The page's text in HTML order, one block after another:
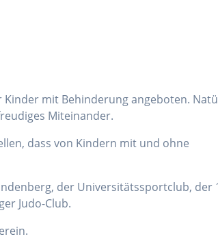
mit Behinderung angeboten.
Miteinander.
dass von Kindern mit und ohne
der Universitätssportclub, der
Judo-Club.